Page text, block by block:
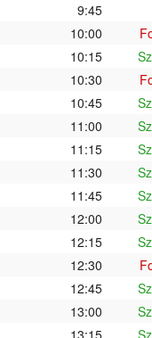
9:45
10:00
10:15
10:30
10:45
11:00
11:15
11:30
11:45
12:00
12:15
12:30
12:45
13:00